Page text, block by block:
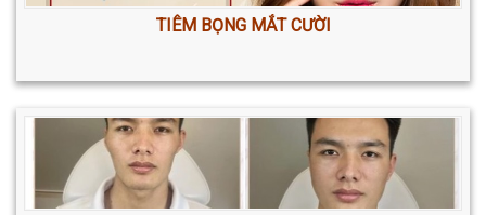
TIÊM BỌNG MẮT CƯỜI